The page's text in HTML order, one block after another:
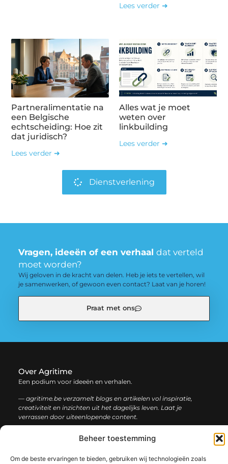
Beheer toestemming
Om de beste ervaringen te bieden, gebruiken wij technologieën zoals
Lees verder ➜
Partneralimentatie na
een Belgische
echtscheiding: Hoe zit
dat juridisch?
Lees verder ➜
Alles wat je moet
weten over
linkbuilding
Lees verder ➜
Dienstverlening
Vragen, ideeën of een verhaal dat verteld
moet worden?
Wij geloven in de kracht van delen. Heb je iets te vertellen, wil
je samenwerken, of gewoon even contact? Laat van je horen!
Praat met ons
Over Agritime
Een podium voor ideeën en verhalen.
— agritime.be verzamelt blogs en artikelen vol inspiratie,
creativiteit en inzichten uit het dagelijks leven. Laat je
verrassen door uiteenlopende content.
informatie